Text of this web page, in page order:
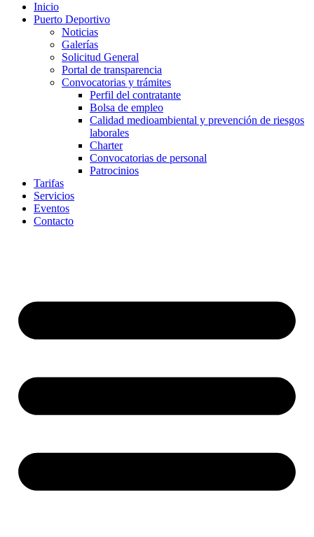
Inicio
Puerto Deportivo
Noticias
Galerías
Solicitud General
Portal de transparencia
Convocatorias y trámites
Perfil del contratante
Bolsa de empleo
Calidad medioambiental y prevención de riesgos
laborales
Charter
Convocatorias de personal
Patrocinios
Tarifas
Servicios
Eventos
Contacto